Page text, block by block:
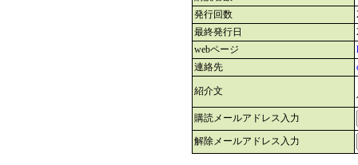
発行回数
最終発行日
webページ
連絡先
紹介文
購読メールアドレス入力
解除メールアドレス入力